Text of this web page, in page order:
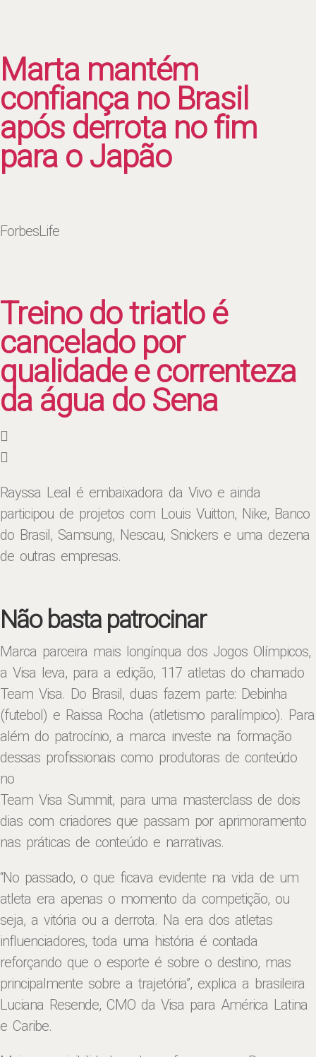
Marta mantém
confiança no Brasil
após derrota no fim
para o Japão
ForbesLife
Treino do triatlo é
cancelado por
qualidade e correnteza
da água do Sena
Rayssa Leal é embaixadora da Vivo e ainda
participou de projetos com Louis Vuitton, Nike, Banco
do Brasil, Samsung, Nescau, Snickers e uma dezena
de outras empresas.
Não basta patrocinar
Marca parceira mais longínqua dos Jogos Olímpicos,
a Visa leva, para a edição, 117 atletas do chamado
Team Visa. Do Brasil, duas fazem parte: Debinha
(futebol) e Raissa Rocha (atletismo paralímpico). Para
além do patrocínio, a marca investe na formação
dessas profissionais como produtoras de conteúdo
no
Team Visa Summit, para uma masterclass de dois
dias com criadores que passam por aprimoramento
nas práticas de conteúdo e narrativas.
“No passado, o que ficava evidente na vida de um
atleta era apenas o momento da competição, ou
seja, a vitória ou a derrota. Na era dos atletas
influenciadores, toda uma história é contada
reforçando que o esporte é sobre o destino, mas
principalmente sobre a trajetória”, explica a brasileira
Luciana Resende, CMO da Visa para América Latina
e Caribe.